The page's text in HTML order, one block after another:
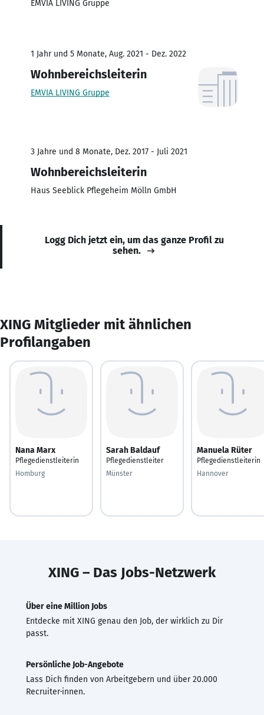
EMVIA LIVING Gruppe
1 Jahr und 5 Monate, Aug. 2021 - Dez. 2022
Wohnbereichsleiterin
EMVIA LIVING Gruppe
3 Jahre und 8 Monate, Dez. 2017 - Juli 2021
Wohnbereichsleiterin
Haus Seeblick Pflegeheim Mölln GmbH
Logg Dich jetzt ein, um das ganze Profil zu
sehen.
XING Mitglieder mit ähnlichen
Profilangaben
Nana Marx
Pflegedienstleiterin
Homburg
Sarah Baldauf
Pflegedienstleiter
Münster
Manuela Rüter
Pflegedienstleiterin
Hannover
XING – Das Jobs-Netzwerk
Über eine Million Jobs
Entdecke mit XING genau den Job, der wirklich zu Dir
passt.
Persönliche Job-Angebote
Lass Dich finden von Arbeitgebern und über 20.000
Recruiter·innen.